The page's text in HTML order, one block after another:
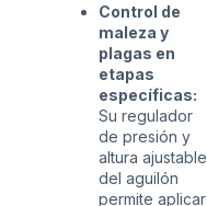
Control de
maleza y
plagas en
etapas
específicas:
Su regulador
de presión y
altura ajustable
del aguilón
permite aplicar